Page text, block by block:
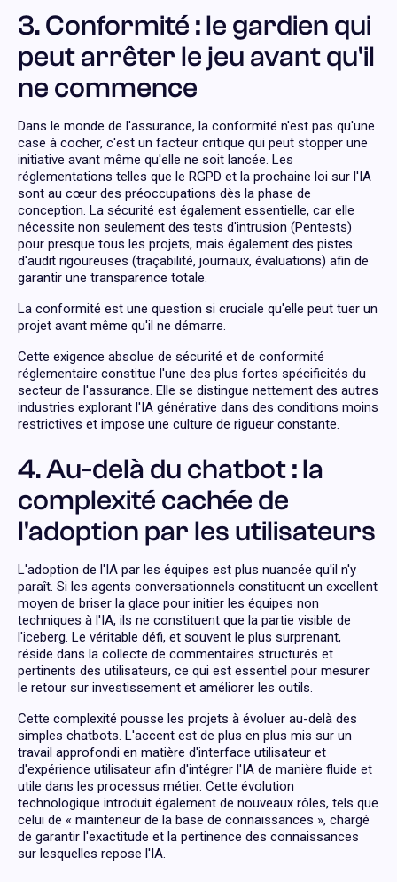
3. Conformité : le gardien qui
peut arrêter le jeu avant qu'il
ne commence
Dans le monde de l'assurance, la conformité n'est pas qu'une
case à cocher, c'est un facteur critique qui peut stopper une
initiative avant même qu'elle ne soit lancée. Les
réglementations telles que le RGPD et la prochaine loi sur l'IA
sont au cœur des préoccupations dès la phase de
conception. La sécurité est également essentielle, car elle
nécessite non seulement des tests d'intrusion (Pentests)
pour presque tous les projets, mais également des pistes
d'audit rigoureuses (traçabilité, journaux, évaluations) afin de
garantir une transparence totale.
La conformité est une question si cruciale qu'elle peut tuer un
projet avant même qu'il ne démarre.
Cette exigence absolue de sécurité et de conformité
réglementaire constitue l'une des plus fortes spécificités du
secteur de l'assurance. Elle se distingue nettement des autres
industries explorant l'IA générative dans des conditions moins
restrictives et impose une culture de rigueur constante.
4. Au-delà du chatbot : la
complexité cachée de
l'adoption par les utilisateurs
L'adoption de l'IA par les équipes est plus nuancée qu'il n'y
paraît. Si les agents conversationnels constituent un excellent
moyen de briser la glace pour initier les équipes non
techniques à l'IA, ils ne constituent que la partie visible de
l'iceberg. Le véritable défi, et souvent le plus surprenant,
réside dans la collecte de commentaires structurés et
pertinents des utilisateurs, ce qui est essentiel pour mesurer
le retour sur investissement et améliorer les outils.
Cette complexité pousse les projets à évoluer au-delà des
simples chatbots. L'accent est de plus en plus mis sur un
travail approfondi en matière d'interface utilisateur et
d'expérience utilisateur afin d'intégrer l'IA de manière fluide et
utile dans les processus métier. Cette évolution
technologique introduit également de nouveaux rôles, tels que
celui de « mainteneur de la base de connaissances », chargé
de garantir l'exactitude et la pertinence des connaissances
sur lesquelles repose l'IA.